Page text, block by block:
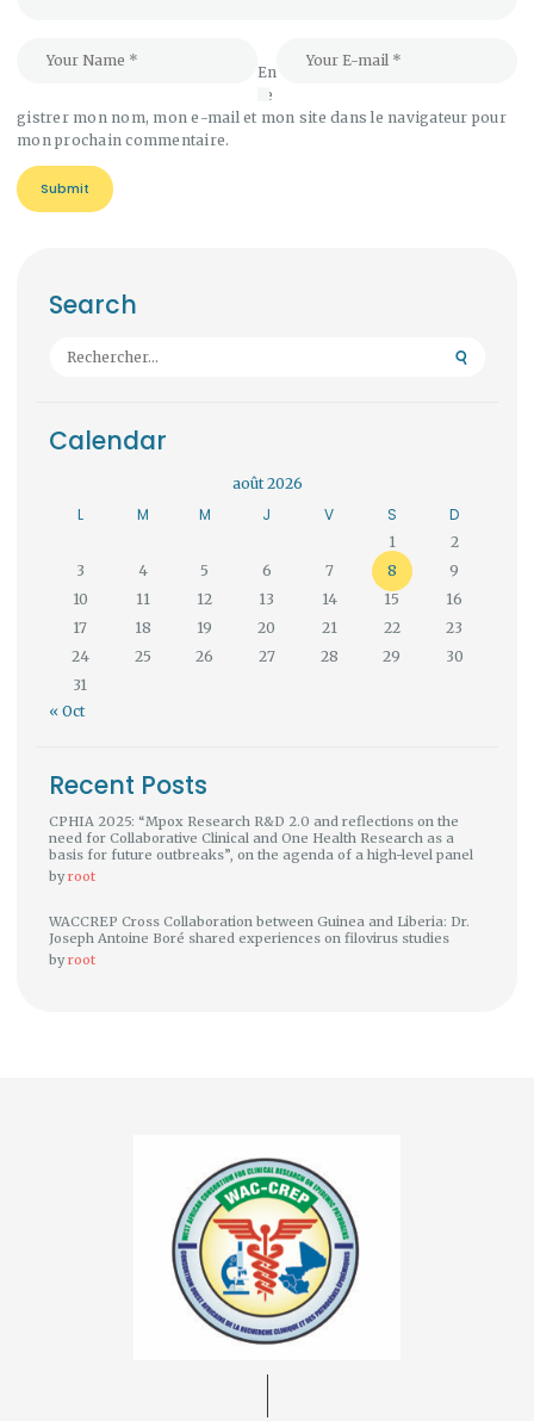
En
re
gistrer mon nom, mon e-mail et mon site dans le navigateur pour
mon prochain commentaire.
Search
Rechercher :
Calendar
août 2026
L M M J V S D
1
2
3
4 5 6 7 8
9
10
11 12 13 14 15
16
17
18 19 20 21 22
23
24
25 26 27 28 29
30
31
« Oct
Recent Posts
CPHIA 2025: “Mpox Research R&D 2.0 and reflections on the
need for Collaborative Clinical and One Health Research as a
basis for future outbreaks”, on the agenda of a high-level panel
byroot
WACCREP Cross Collaboration between Guinea and Liberia: Dr.
Joseph Antoine Boré shared experiences on filovirus studies
byroot